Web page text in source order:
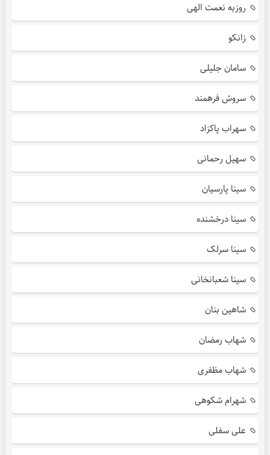
روزبه نعمت الهی
زانکو
سامان جلیلی
سروش فرهمند
سهراب پاکزاد
سهیل رحمانی
سینا پارسیان
سینا درخشنده
سینا سرلک
سینا شعبانخانی
شاهین بنان
شهاب رمضان
شهاب مظفری
شهرام شکوهی
علی سفلی